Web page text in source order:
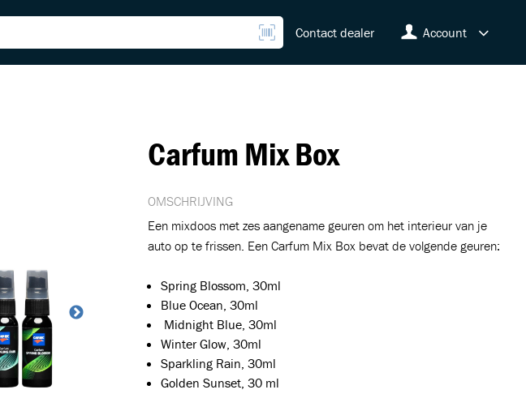
Contact dealer Account
Carfum Mix Box
OMSCHRIJVING
Een mixdoos met zes aangename geuren om het interieur van je
auto op te frissen. Een Carfum Mix Box bevat de volgende geuren:
Spring Blossom, 30ml
Blue Ocean, 30ml
Midnight Blue, 30ml
Winter Glow, 30ml
Sparkling Rain, 30ml
Golden Sunset, 30 ml